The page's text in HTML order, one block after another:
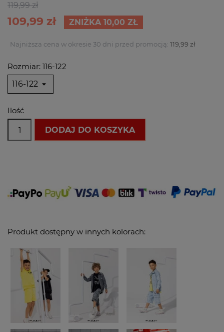
119,99 zł
109,99 zł ZNIŻKA 10,00 ZŁ
Najniższa cena w okresie 30 dni przed promocją: 119,99 zł
Rozmiar: 116-122
Ilość
DODAJ DO KOSZYKA
Produkt dostępny w innych kolorach: